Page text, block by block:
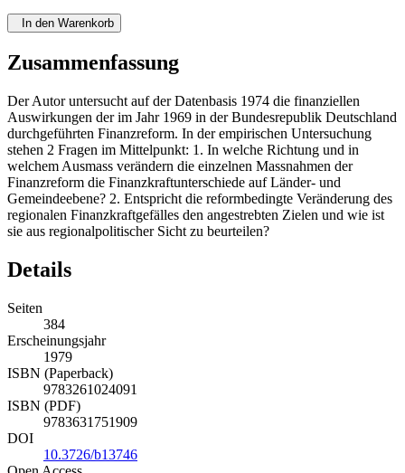
In den Warenkorb
Zusammenfassung
Der Autor untersucht auf der Datenbasis 1974 die finanziellen
Auswirkungen der im Jahr 1969 in der Bundesrepublik Deutschland
durchgeführten Finanzreform. In der empirischen Untersuchung
stehen 2 Fragen im Mittelpunkt: 1. In welche Richtung und in
welchem Ausmass verändern die einzelnen Massnahmen der
Finanzreform die Finanzkraftunterschiede auf Länder- und
Gemeindeebene? 2. Entspricht die reformbedingte Veränderung des
regionalen Finanzkraftgefälles den angestrebten Zielen und wie ist
sie aus regionalpolitischer Sicht zu beurteilen?
Details
Seiten
384
Erscheinungsjahr
1979
ISBN (Paperback)
9783261024091
ISBN (PDF)
9783631751909
DOI
10.3726/b13746